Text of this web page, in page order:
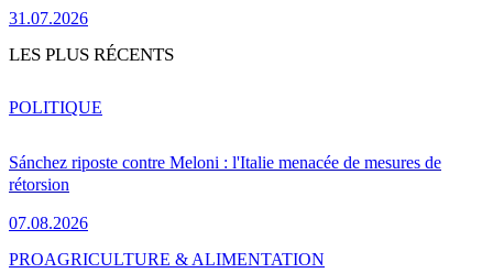
31.07.2026
LES PLUS RÉCENTS
Sánchez riposte contre Meloni : l'Italie menacée de mesures de
rétorsion
07.08.2026
POLITIQUE
PROAGRICULTURE & ALIMENTATION